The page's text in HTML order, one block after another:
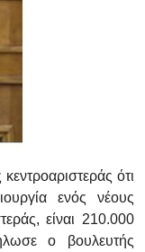
ότι
ενός νέους
είναι 210.000
ο βουλευτής